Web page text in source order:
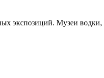
экспозиций. Музеи